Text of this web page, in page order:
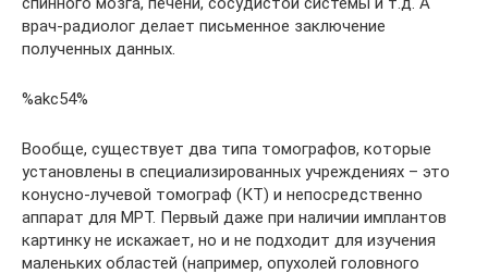
врач-радиолог делает письменное заключение
полученных данных.
%akc54%
Вообще, существует два типа томографов, которые
установлены в специализированных учреждениях – это
конусно-лучевой томограф (КТ) и непосредственно
аппарат для МРТ. Первый даже при наличии имплантов
картинку не искажает, но и не подходит для изучения
маленьких областей (например, опухолей головного